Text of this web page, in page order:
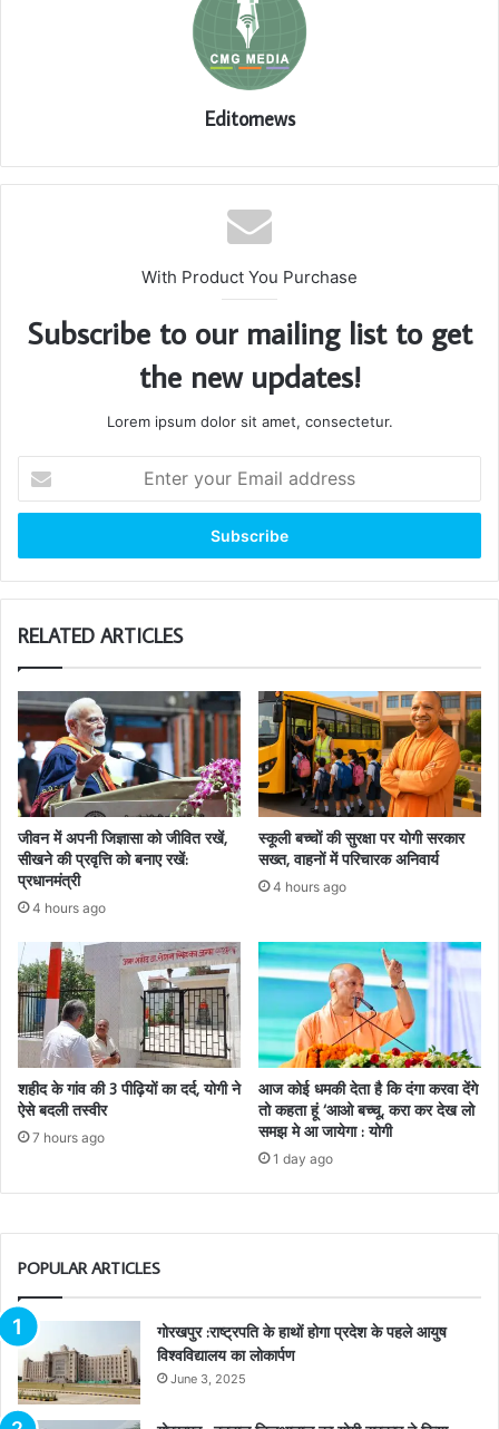
Editornews
With Product You Purchase
Subscribe to our mailing list to get
the new updates!
Lorem ipsum dolor sit amet, consectetur.
your
Email
RELATED ARTICLES
जीवन में अपनी जिज्ञासा को जीवित रखें,
सीखने की प्रवृत्ति को बनाए रखें:
प्रधानमंत्री
4 hours ago
स्कूली बच्चों की सुरक्षा पर योगी सरकार
सख्त, वाहनों में परिचारक अनिवार्य
4 hours ago
शहीद के गांव की 3 पीढ़ियों का दर्द, योगी ने
ऐसे बदली तस्वीर
7 hours ago
आज कोई धमकी देता है कि दंगा करवा देंगे
तो कहता हूं ‘आओ बच्चू, करा कर देख लो
समझ मे आ जायेगा : योगी
1 day ago
POPULAR ARTICLES
गोरखपुर :राष्ट्रपति के हाथों होगा प्रदेश के पहले आयुष
विश्वविद्यालय का लोकार्पण
June 3, 2025